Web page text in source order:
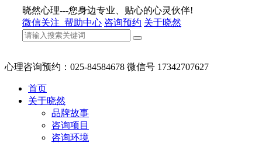
晓然心理---您身边专业、贴心的心灵伙伴!
微信关注 帮助中心 咨询预约 关于晓然
心理咨询预约：025-84584678 微信号 17342707627
首页
关于晓然
品牌故事
咨询项目
咨询环境